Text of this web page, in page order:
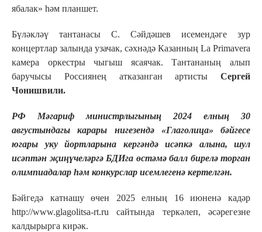
ябалак» һәм планшет.
Бүләкләү тантанасы С. Сәйдәшев исемендәге зур
концертлар залында узачак, сәхнәдә Казанның La Primavera
камера оркестры чыгыш ясаячак. Тантананың алып
баручысы Россиянең атказанган артисты Сергей
Чонишвили.
РФ Мәгариф министрлыгының 2024 елның 30
августындагы карары нигезендә «Глаголица» бәйгесе
югары уку йортларына кергәндә исәпкә алына, шул
исәптән җиңүчеләргә БДИга өстәмә балл бирелә торган
олимпиадалар һәм конкурслар исемлегенә кертелгән.
Бәйгедә катнашу өчен 2025 елның 16 июненә кадәр
http://www.glagolitsa-rt.ru сайтында теркәлеп, әсәрегезне
калдырырга кирәк.